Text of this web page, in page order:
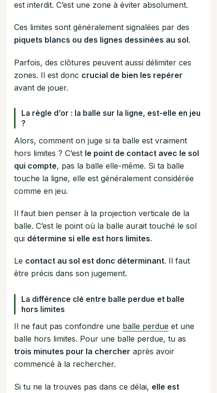
est interdit. C’est une zone à éviter absolument.
Ces limites sont généralement signalées par des
piquets blancs ou des lignes dessinées au sol.
Parfois, des clôtures peuvent aussi délimiter ces
zones. Il est donc crucial de bien les repérer
avant de jouer.
La règle d’or : la balle sur la ligne, est-elle en jeu
?
Alors, comment on juge si ta balle est vraiment
hors limites ? C’est le point de contact avec le sol
qui compte, pas la balle elle-même. Si ta balle
touche la ligne, elle est généralement considérée
comme en jeu.
Il faut bien penser à la projection verticale de la
balle. C’est le point où la balle aurait touché le sol
qui détermine si elle est hors limites.
Le contact au sol est donc déterminant. Il faut
être précis dans son jugement.
La différence clé entre balle perdue et balle
hors limites
Il ne faut pas confondre une balle perdue et une
balle hors limites. Pour une balle perdue, tu as
trois minutes pour la chercher après avoir
commencé à la rechercher.
Si tu ne la trouves pas dans ce délai, elle est